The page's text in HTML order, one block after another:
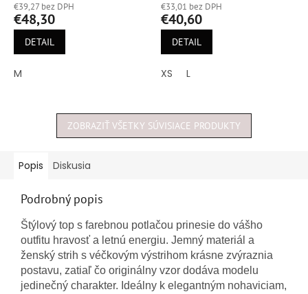
produktu
je
5,0
hviezdičiek.
€39,27 bez DPH
€48,30
DETAIL
M
produktu
je
5,0
hviezdičiek.
€33,01 bez DPH
€40,60
DETAIL
XS L
ZOBRAZIŤ VŠETKY SÚVISIACE PRODUKTY
Popis Diskusia
Podrobný popis
Štýlový top s farebnou potlačou prinesie do vášho
outfitu hravosť a letnú energiu. Jemný materiál a
ženský strih s véčkovým výstrihom krásne zvýraznia
postavu, zatiaľ čo originálny vzor dodáva modelu
jedinečný charakter. Ideálny k elegantným nohaviciam,